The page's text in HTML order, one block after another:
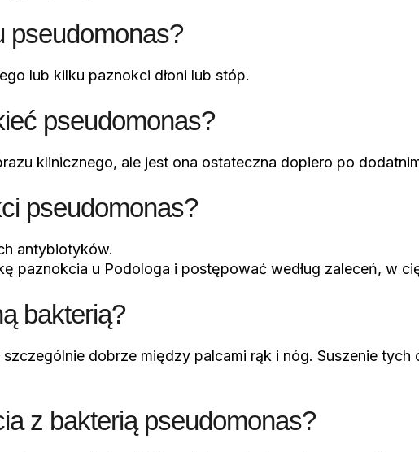
pseudomonas?
lub kilku paznokci dłoni lub stóp.
pseudomonas?
klinicznego, ale jest ona ostateczna dopiero po
pseudomonas?
antybiotyków.
paznokcia u Podologa i postępować według zaleceń, w
bakterią?
dobrze między palcami rąk i nóg. Suszenie
z bakterią pseudomonas?